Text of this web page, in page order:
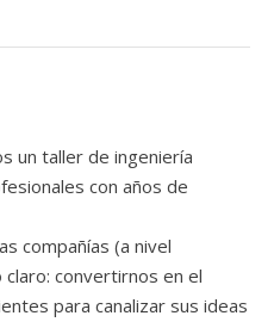
un taller de ingeniería
con años de
compañías (a nivel
convertirnos en el
para canalizar sus ideas